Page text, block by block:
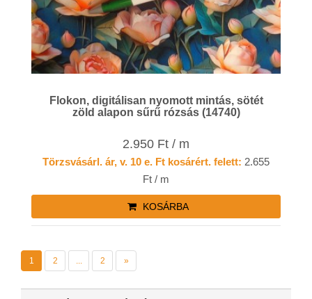
Flokon, digitálisan nyomott mintás, sötét
zöld alapon sűrű rózsás (14740)
2.950 Ft / m
Törzsvásárl. ár, v. 10 e. Ft kosárért. felett: 2.655
Ft / m
KOSÁRBA
1 2 ... 2 »